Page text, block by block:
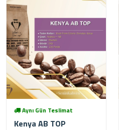
Aynı Gün Teslimat
Kenya AB TOP